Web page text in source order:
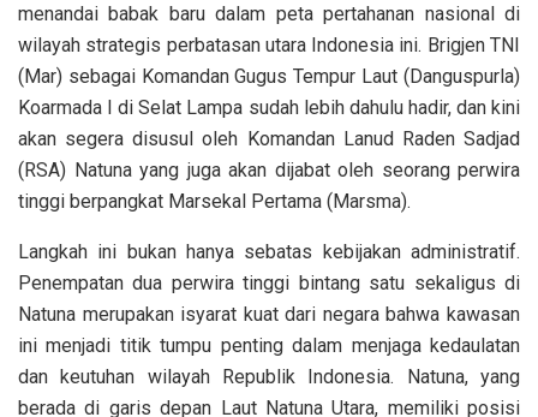
menandai babak baru dalam peta pertahanan nasional di
wilayah strategis perbatasan utara Indonesia ini. Brigjen TNI
(Mar) sebagai Komandan Gugus Tempur Laut (Danguspurla)
Koarmada I di Selat Lampa sudah lebih dahulu hadir, dan kini
akan segera disusul oleh Komandan Lanud Raden Sadjad
(RSA) Natuna yang juga akan dijabat oleh seorang perwira
tinggi berpangkat Marsekal Pertama (Marsma).
Langkah ini bukan hanya sebatas kebijakan administratif.
Penempatan dua perwira tinggi bintang satu sekaligus di
Natuna merupakan isyarat kuat dari negara bahwa kawasan
ini menjadi titik tumpu penting dalam menjaga kedaulatan
dan keutuhan wilayah Republik Indonesia. Natuna, yang
berada di garis depan Laut Natuna Utara, memiliki posisi